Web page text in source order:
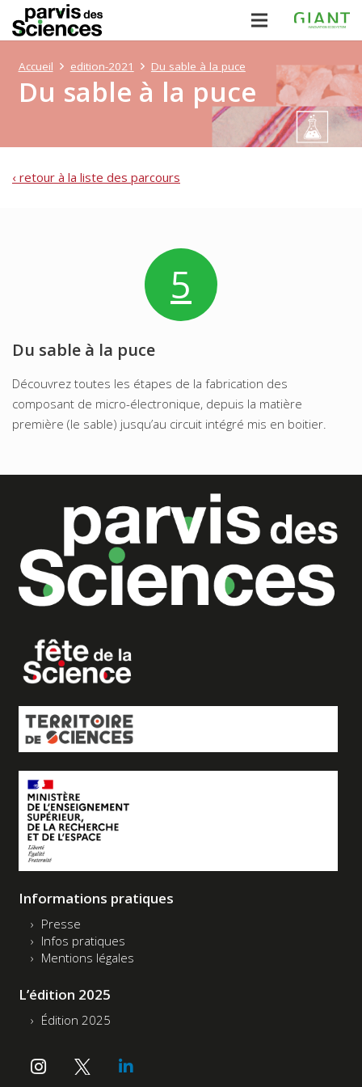
Du sable à la puce
Accueil edition-2021 Du sable à la puce
‹ retour à la liste des parcours
5
Du sable à la puce
Découvrez toutes les étapes de la fabrication des
composant de micro-électronique, depuis la matière
première (le sable) jusqu’au circuit intégré mis en boitier.
Informations pratiques
Presse
Infos pratiques
Mentions légales
L’édition 2025
Édition 2025